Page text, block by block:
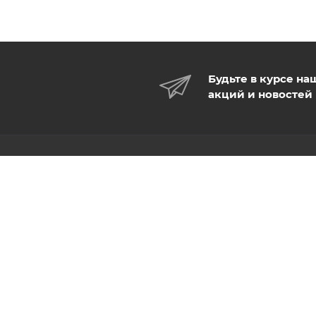
Будьте в курсе
акций и новостей